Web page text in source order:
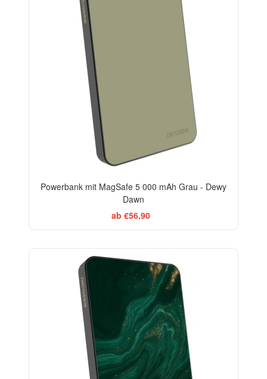
Powerbank mit MagSafe 5 000 mAh Grau - Dewy
Dawn
ab €56,90